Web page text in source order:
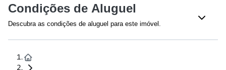
Shopping Metrô Jardim São Paulo
Shopping Metrô Tucuruvi
(1963
Educação
Escola Estadual Buenos Aires
Universidade São Judas Tadeu - Unidade Santana
Condições de Aluguel
Descubra as condições de aluguel para este imóvel.
proposta.
Para fiança dispensada, a renda mínima é calculada em 4 vezes